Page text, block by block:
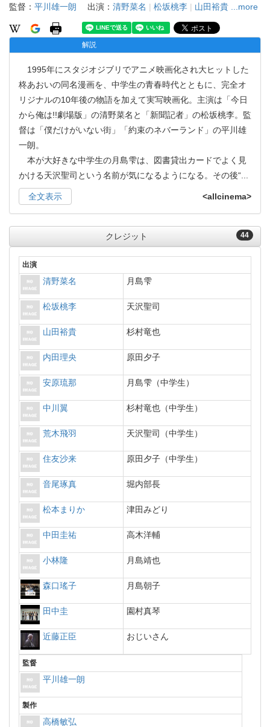
監督： 平川雄一朗 出演： 清野菜名 | 松坂桃李 | 山田裕貴 ...more
解説
1995年にスタジオジブリでアニメ映画化され大ヒットした
柊あおいの同名漫画を、中学生の青春時代とともに、完全オ
リジナルの10年後の物語を加えて実写映画化。主演は「今日
から俺は!!劇場版」の清野菜名と「新聞記者」の松坂桃李。監
督は「僕だけがいない街」「約束のネバーランド」の平川雄
一朗。
本が大好きな中学生の月島雫は、図書貸出カードでよく見
かける天沢聖司という名前が気になるようになる。その後“
全文表示 <allcinema>
44
クレジット
出演
清野菜名 月島雫
松坂桃李 天沢聖司
山田裕貴 杉村竜也
内田理央 原田夕子
安原琉那 月島雫（中学生）
中川翼 杉村竜也（中学生）
荒木飛羽 天沢聖司（中学生）
住友沙来 原田夕子（中学生）
音尾琢真 堀内部長
松本まりか 津田みどり
中田圭祐 高木洋輔
小林隆 月島靖也
森口瑤子 月島朝子
田中圭 園村真琴
近藤正臣 おじいさん
監督
平川雄一朗
製作
高橋敏弘